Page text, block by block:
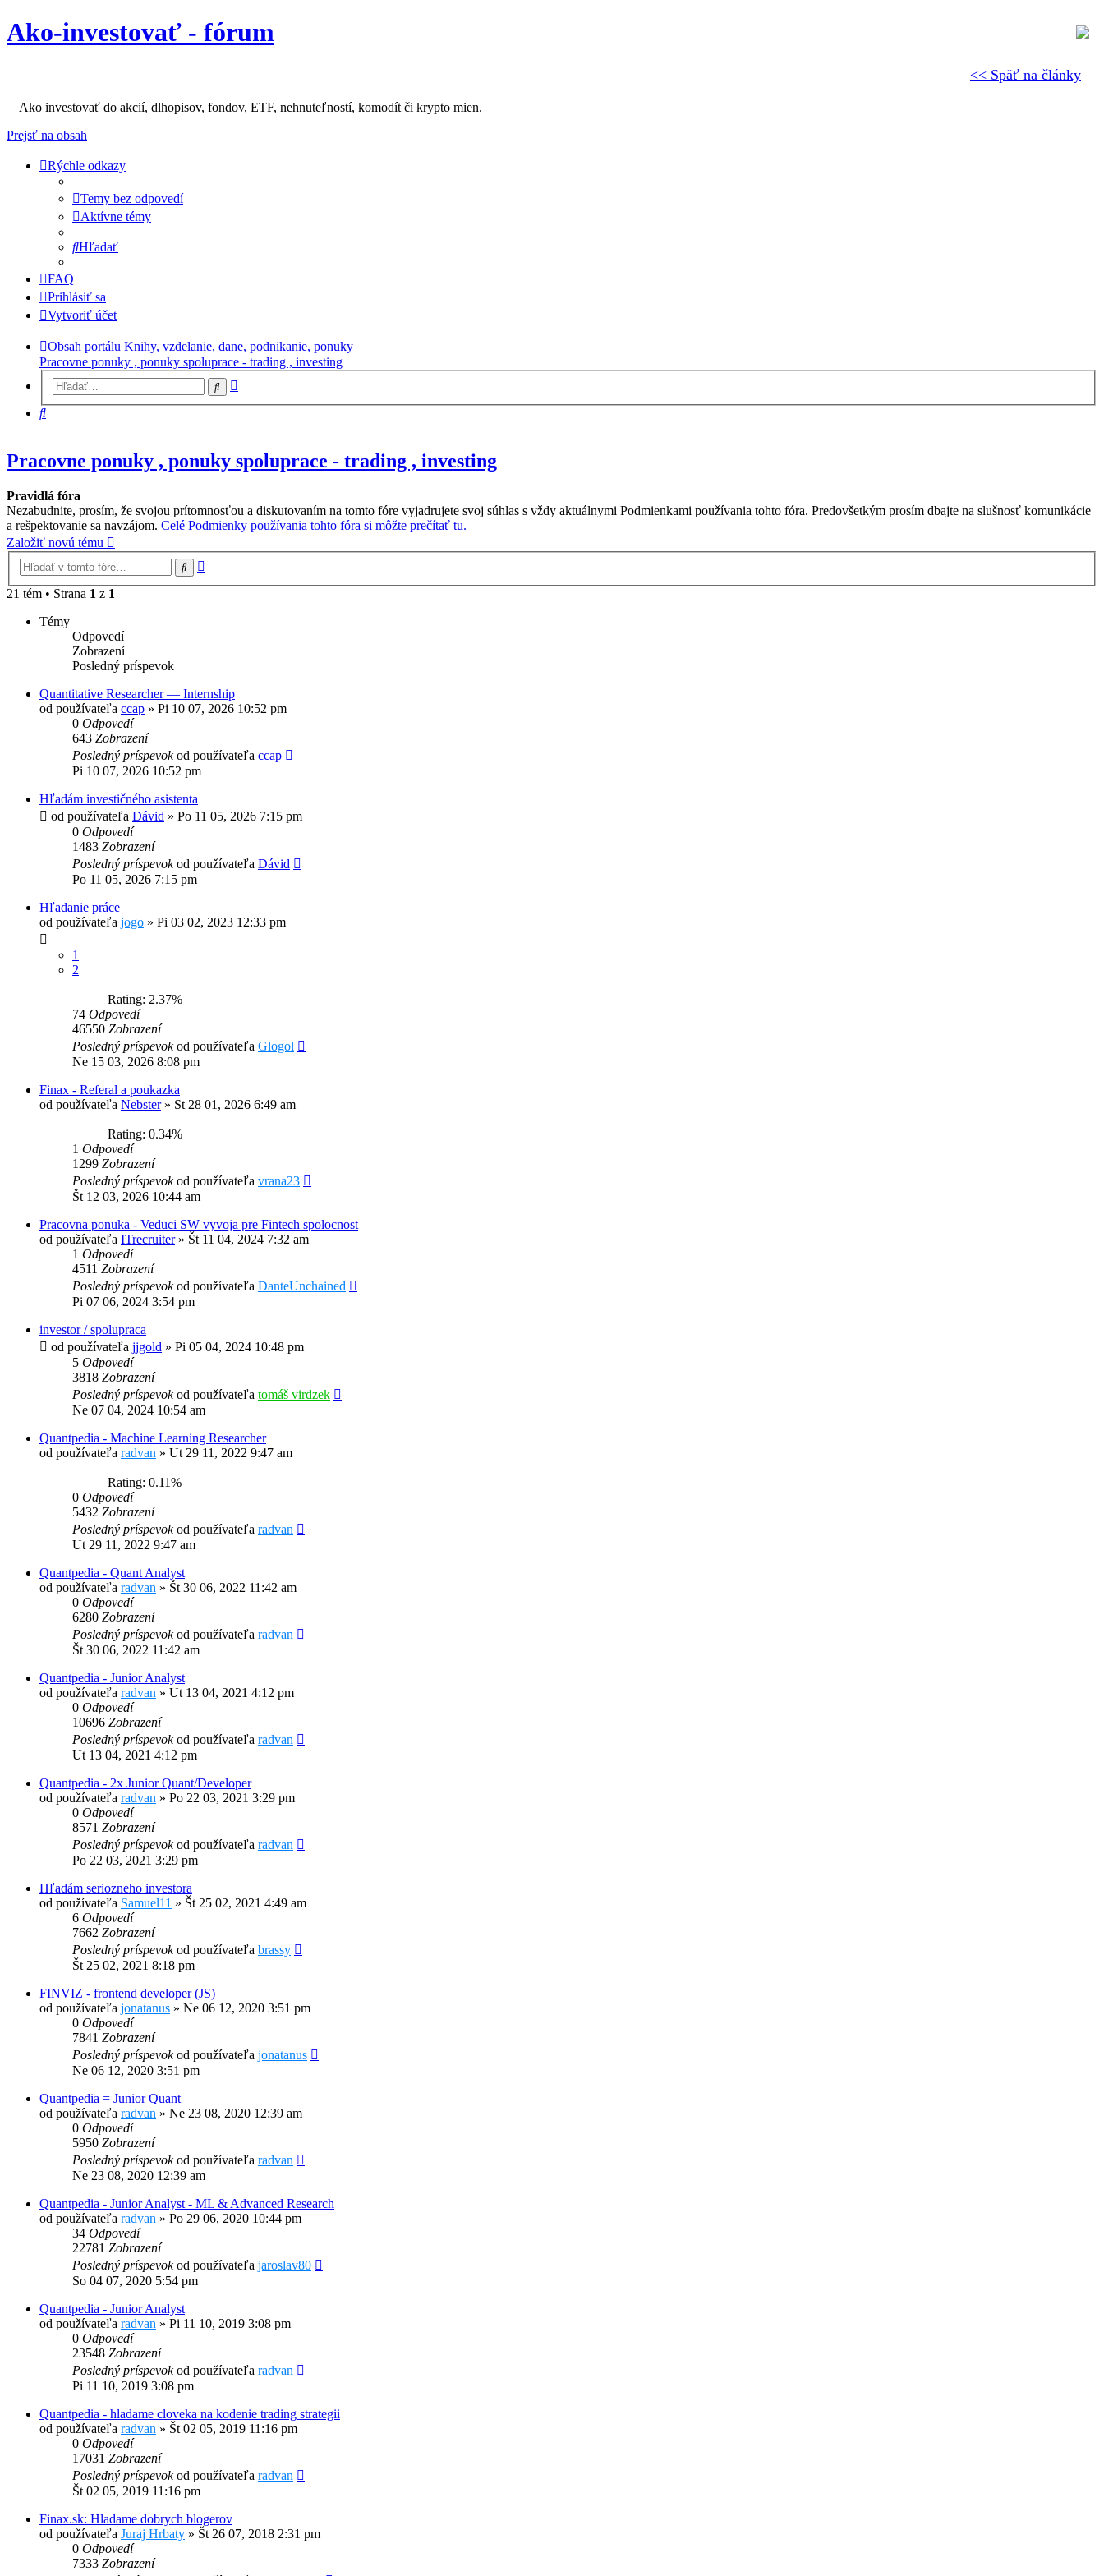
<< Späť na články
Ako-investovať - fórum
Ako investovať do akcií, dlhopisov, fondov, ETF, nehnuteľností, komodít či krypto mien.
Prejsť na obsah
Rýchle odkazy
Temy bez odpovedí
Aktívne témy
Hľadať
FAQ
Prihlásiť sa
Vytvoriť účet
Obsah portálu Knihy, vzdelanie, dane, podnikanie, ponuky
Pracovne ponuky , ponuky spoluprace - trading , investing
Hľadať
Hľadať
Pracovne ponuky , ponuky spoluprace - trading , investing
Pravidlá fóra
Nezabudnite, prosím, že svojou prítomnosťou a diskutovaním na tomto fóre vyjadrujete svoj súhlas s vždy aktuálnymi Podmienkami používania tohto fóra. Predovšetkým prosím dbajte na slušnosť komunikácie
a rešpektovanie sa navzájom. Celé Podmienky používania tohto fóra si môžte prečítať tu.
Založiť novú tému
Hľadať
21 tém • Strana 1 z 1
Témy
Odpovedí
Zobrazení
Posledný príspevok
Quantitative Researcher — Internship
od používateľa ccap » Pi 10 07, 2026 10:52 pm
0 Odpovedí
643 Zobrazení
Posledný príspevokod používateľa ccap
Pi 10 07, 2026 10:52 pm
Hľadám investičného asistenta
od používateľa Dávid » Po 11 05, 2026 7:15 pm
0 Odpovedí
1483 Zobrazení
Posledný príspevokod používateľa Dávid
Po 11 05, 2026 7:15 pm
Hľadanie práce
od používateľa jogo » Pi 03 02, 2023 12:33 pm
1
2
Rating: 2.37%
74 Odpovedí
46550 Zobrazení
Posledný príspevokod používateľa Glogol
Ne 15 03, 2026 8:08 pm
Finax - Referal a poukazka
od používateľa Nebster» St 28 01, 2026 6:49 am
Rating: 0.34%
1 Odpovedí
1299 Zobrazení
Posledný príspevokod používateľa vrana23
Št 12 03, 2026 10:44 am
Pracovna ponuka - Veduci SW vyvoja pre Fintech spolocnost
od používateľa ITrecruiter» Št 11 04, 2024 7:32 am
1 Odpovedí
4511 Zobrazení
Posledný príspevokod používateľa DanteUnchained
Pi 07 06, 2024 3:54 pm
investor / spolupraca
od používateľa jjgold » Pi 05 04, 2024 10:48 pm
5 Odpovedí
3818 Zobrazení
Posledný príspevokod používateľa tomáš virdzek
Ne 07 04, 2024 10:54 am
Quantpedia - Machine Learning Researcher
od používateľa radvan » Ut 29 11, 2022 9:47 am
Rating: 0.11%
0 Odpovedí
5432 Zobrazení
Posledný príspevokod používateľa radvan
Ut 29 11, 2022 9:47 am
Quantpedia - Quant Analyst
od používateľa radvan » Št 30 06, 2022 11:42 am
0 Odpovedí
6280 Zobrazení
Posledný príspevokod používateľa radvan
Št 30 06, 2022 11:42 am
Quantpedia - Junior Analyst
od používateľa radvan » Ut 13 04, 2021 4:12 pm
0 Odpovedí
10696 Zobrazení
Posledný príspevokod používateľa radvan
Ut 13 04, 2021 4:12 pm
Quantpedia - 2x Junior Quant/Developer
od používateľa radvan » Po 22 03, 2021 3:29 pm
0 Odpovedí
8571 Zobrazení
Posledný príspevokod používateľa radvan
Po 22 03, 2021 3:29 pm
Hľadám seriozneho investora
od používateľa Samuel11 » Št 25 02, 2021 4:49 am
6 Odpovedí
7662 Zobrazení
Posledný príspevokod používateľa brassy
Št 25 02, 2021 8:18 pm
FINVIZ - frontend developer (JS)
od používateľa jonatanus » Ne 06 12, 2020 3:51 pm
0 Odpovedí
7841 Zobrazení
Posledný príspevokod používateľa jonatanus
Ne 06 12, 2020 3:51 pm
Quantpedia = Junior Quant
od používateľa radvan » Ne 23 08, 2020 12:39 am
0 Odpovedí
5950 Zobrazení
Posledný príspevokod používateľa radvan
Ne 23 08, 2020 12:39 am
Quantpedia - Junior Analyst - ML & Advanced Research
od používateľa radvan » Po 29 06, 2020 10:44 pm
34 Odpovedí
22781 Zobrazení
Posledný príspevokod používateľa jaroslav80
So 04 07, 2020 5:54 pm
Quantpedia - Junior Analyst
od používateľa radvan » Pi 11 10, 2019 3:08 pm
0 Odpovedí
23548 Zobrazení
Posledný príspevokod používateľa radvan
Pi 11 10, 2019 3:08 pm
Quantpedia - hladame cloveka na kodenie trading strategii
od používateľa radvan » Št 02 05, 2019 11:16 pm
0 Odpovedí
17031 Zobrazení
Posledný príspevokod používateľa radvan
Št 02 05, 2019 11:16 pm
Finax.sk: Hladame dobrych blogerov
od používateľa Juraj Hrbaty » Št 26 07, 2018 2:31 pm
0 Odpovedí
7333 Zobrazení